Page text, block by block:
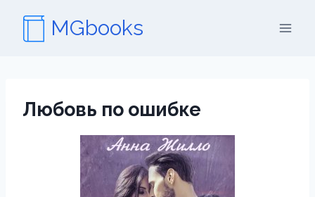
содержимому
MGbooks
Любовь по ошибке